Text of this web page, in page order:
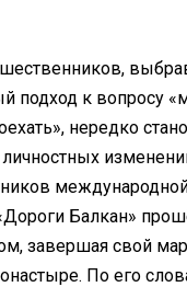
подход к вопросу
нередко
Балкан»
завершая свой
По его